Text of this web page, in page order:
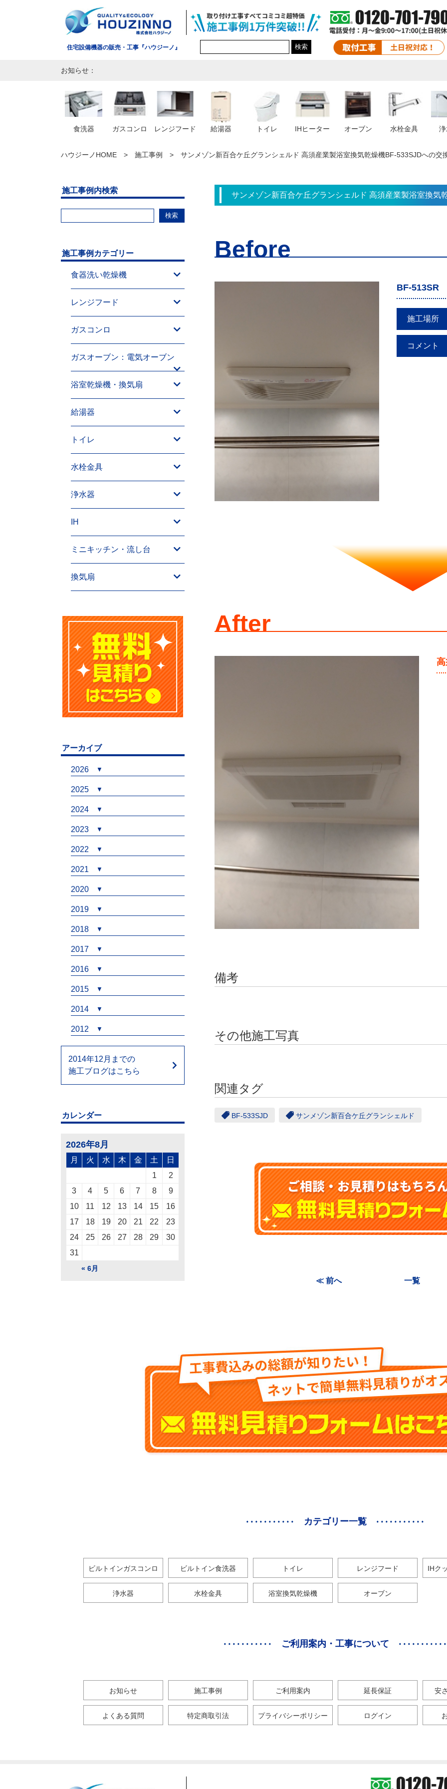
住宅設備機器の販売・工事『ハウジーノ』 検索
お知らせ：
食洗器 ガスコンロ レンジフード 給湯器 トイレ IHヒーター オーブン 水栓金具
ハウジーノHOME 施工事例 サンメゾン新百合ケ丘グランシェルド 高須産業製浴室換気乾燥機BF-533SJDへの交
サンメゾン新百合ケ丘グランシェルド 高須産業製浴室換気
Before
BF-513SR
施工場所
コメント
After
備考
その他施工写真
関連タグ
BF-533SJD サンメゾン新百合ケ丘グランシェルド
≪ 前へ 一覧
施工事例内検索
検索
施工事例カテゴリー
食器洗い乾燥機
レンジフード
ガスコンロ
ガスオーブン：電気オーブン
浴室乾燥機・換気扇
給湯器
トイレ
水栓金具
浄水器
IH
ミニキッチン・流し台
換気扇
アーカイブ
2026
2025
2024
2023
2022
2021
2020
2019
2018
2017
2016
2015
2014
2012
2014年12月までの
施工ブログはこちら
カレンダー
2026年8月
月 火 水 木 金 土 日
« 6月
1
2
3
4 5 6 7 8
9
10
11 12 13 14 15
16
17
18 19 20 21 22
23
24
25 26 27 28 29
30
31
カテゴリー一覧
ビルトインガスコンロ ビルトイン食洗器 トイレ レンジフード IHク
浄水器 水栓金具 浴室換気乾燥機 オーブン
ご利用案内・工事について
お知らせ 施工事例 ご利用案内 延長保証 安
よくある質問 特定商取引法 プライバシーポリシー ログイン